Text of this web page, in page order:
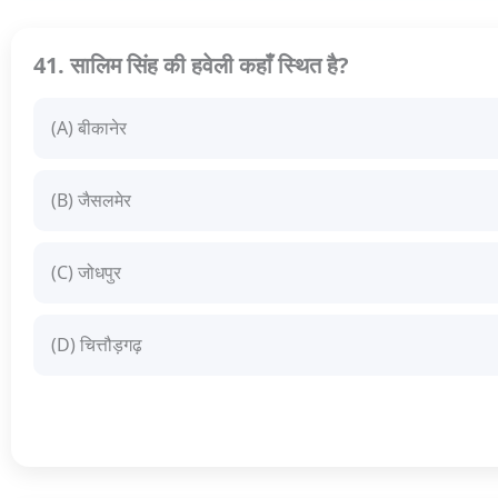
41. सालिम सिंह की हवेली कहाँ स्थित है?
(A) बीकानेर
(B) जैसलमेर
(C) जोधपुर
(D) चित्तौड़गढ़